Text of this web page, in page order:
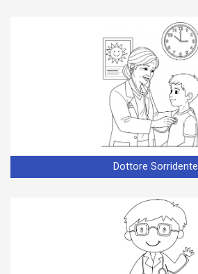
Dottore Sorridente